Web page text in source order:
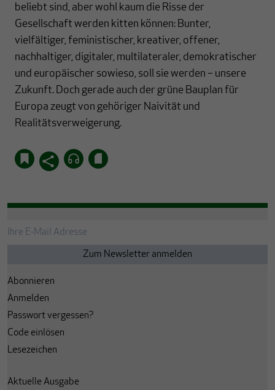
beliebt sind, aber wohl kaum die Risse der
Gesellschaft werden kitten können: Bunter,
vielfältiger, feministischer, kreativer, offener,
nachhaltiger, digitaler, multilateraler, demokratischer
und europäischer sowieso, soll sie werden – unsere
Zukunft. Doch gerade auch der grüne Bauplan für
Europa zeugt von gehöriger Naivität und
Realitätsverweigerung.
Abonnieren
Anmelden
Passwort vergessen?
Code einlösen
Lesezeichen
Aktuelle Ausgabe